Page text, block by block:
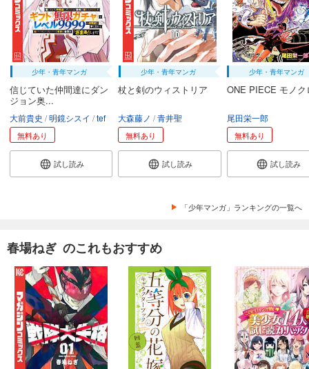
少年・青年マンガ
信じていた仲間達にダン
ジョン奥...
大前貴史 明鏡シスイ tef
無料あり
試し読み
少年・青年マンガ
杖と剣のウィストリア
大森藤ノ 青井聖
無料あり
試し読み
少年・青年マンガ
ONE PIECE モノク
尾田栄一郎
無料あり
試し読み
「少年マンガ」ランキングの一覧へ
春場ねぎ のこれもおすすめ